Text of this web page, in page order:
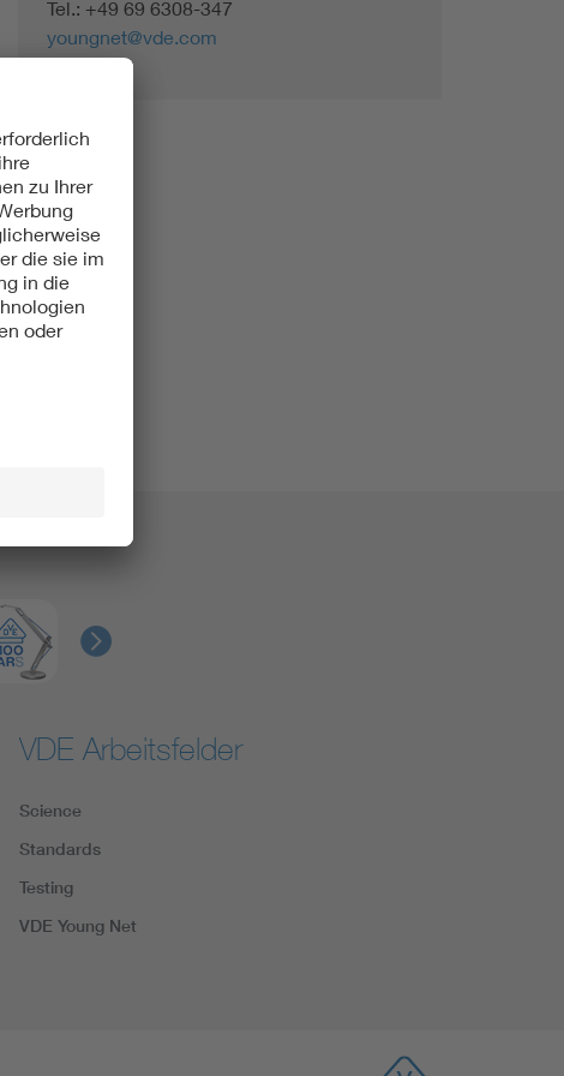
Renewable energies
Tel.: +49 69 6308-347
youngnet@vde.com
VDE Arbeitsfelder
Science
Standards
Testing
VDE Young Net